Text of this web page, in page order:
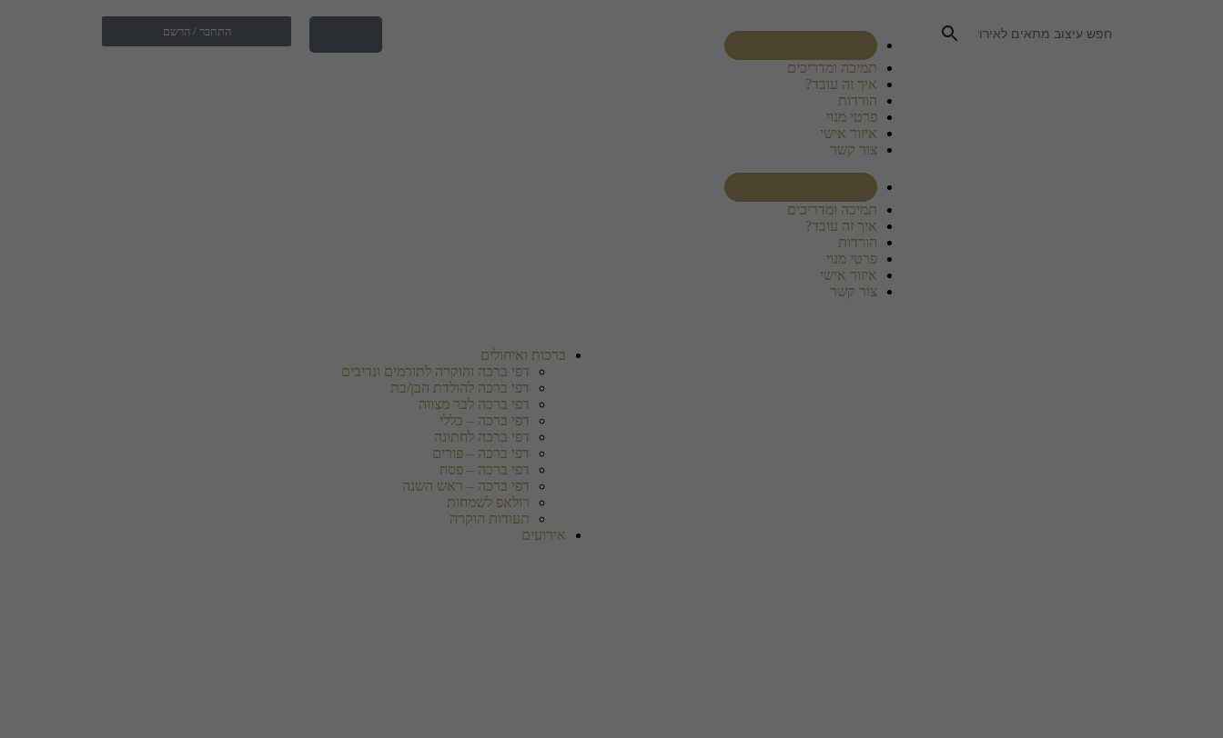
תמיכה ומדריכים
איך זה עובד?
הורדות
פרטי מנוי
איזור אישי
צור קשר
תמיכה ומדריכים
איך זה עובד?
הורדות
פרטי מנוי
איזור אישי
צור קשר
התחבר / הרשם
ברכות ואיחולים
דפי ברכה והוקרה לתורמים ונדיבים
דפי ברכה להולדת הבן/בת
דפי ברכה לבר מצווה
דפי ברכה – כללי
דפי ברכה לחתונה
דפי ברכה – פורים
דפי ברכה – פסח
דפי ברכה – ראש השנה
רולאפ לשמחות
תעודות הוקרה
אירועים